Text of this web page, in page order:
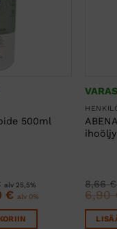
500ml
Nykyinen
hinta
on:
4,02 €.
alv 25,5%
€ Nykyinen
on:
3,20 €.
alv 0%
8,66€
6,90